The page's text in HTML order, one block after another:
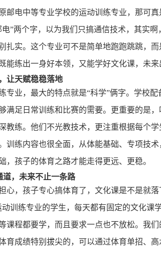
邮电中等专业学校的运动训练专业，那可
电”两个字，以为我们只搞通信技术，其实
扎实。这个专业可不是简单地跑跑跳跳，
能练出一身好本领，又能学好文化课，未来
让天赋稳稳落地
专业，最大的特点就是“科学”俩字。学校
满足日常训练和比赛的需要。更重要的是
教练。他们不光教技术，更注重根据每个
训练内容也很全面，从体能基础、专项技
，孩子的体育之路才能走得更远、更稳。
道，未来不止一条路
心，孩子专心搞体育了，文化课是不是就
动训练专业的学生，每天都有固定的文化课
课程都要学，而且要求一点也不放松。我
育成绩特别拔尖的，可以通过体育单招、